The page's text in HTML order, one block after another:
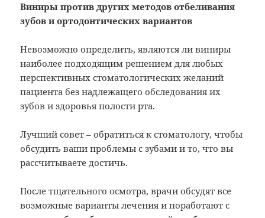
Виниры против других методов отбеливания
зубов и ортодонтических вариантов
Невозможно определить, являются ли виниры
наиболее подходящим решением для любых
перспективных стоматологических желаний
пациента без надлежащего обследования их
зубов и здоровья полости рта.
Лучший совет – обратиться к стоматологу, чтобы
обсудить ваши проблемы с зубами и то, что вы
рассчитываете достичь.
После тщательного осмотра, врачи обсудят все
возможные варианты лечения и поработают с